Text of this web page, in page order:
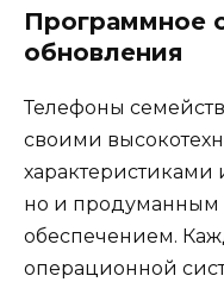
Программное
обновления
Телефоны
своими
но и
обеспечением.
операционной